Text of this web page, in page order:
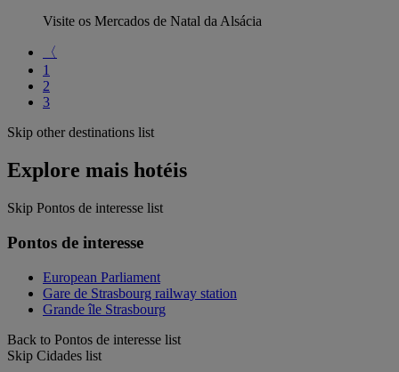
Visite os Mercados de Natal da Alsácia
〈
1
2
3
Skip other destinations list
Explore mais hotéis
Skip Pontos de interesse list
Pontos de interesse
European Parliament
Gare de Strasbourg railway station
Grande île Strasbourg
Back to Pontos de interesse list
Skip Cidades list